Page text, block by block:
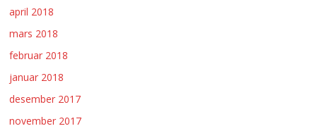
april 2018
mars 2018
februar 2018
januar 2018
desember 2017
november 2017